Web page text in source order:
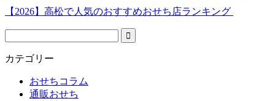
【2026】高松で人気のおすすめおせち店ランキング
カテゴリー
おせちコラム
通販おせち